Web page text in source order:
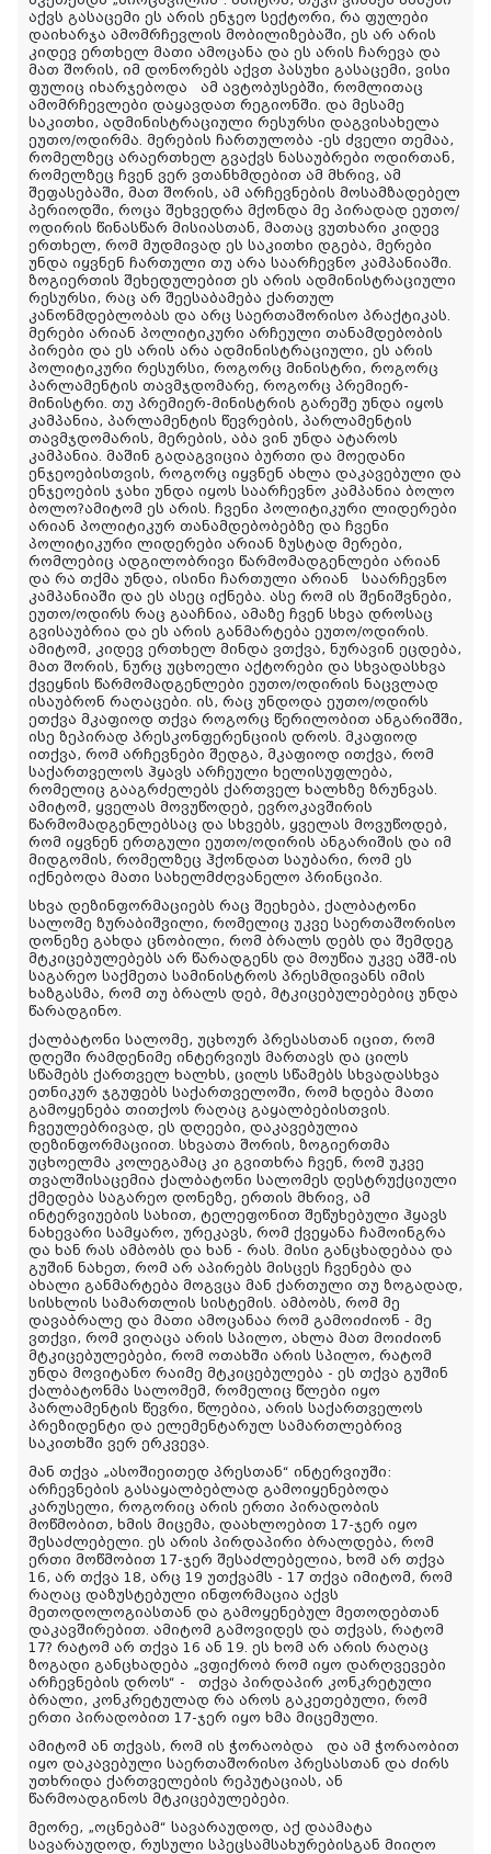
აქვს გასაცემი ეს არის ენჯეო სექტორი, რა ფულები
დაიხარჯა ამომრჩევლის მობილიზებაში, ეს არ არის
კიდევ ერთხელ მათი ამოცანა და ეს არის ჩარევა და
მათ შორის, იმ დონორებს აქვთ პასუხი გასაცემი, ვისი
ფულიც იხარჯებოდა ამ ავტობუსებში, რომლითაც
ამომრჩევლები დაყავდათ რეგიონში. და მესამე
საკითხი, ადმინისტრაციული რესურსი დაგვისახელა
ეუთო/ოდირმა. მერების ჩართულობა -ეს ძველი თემაა,
რომელზეც არაერთხელ გვაქვს ნასაუბრები ოდირთან,
რომელზეც ჩვენ ვერ ვთანხმდებით ამ მხრივ, ამ
შეფასებაში, მათ შორის, ამ არჩევნების მოსამზადებელ
პერიოდში, როცა შეხვედრა მქონდა მე პირადად ეუთო/
ოდირის წინასწარ მისიასთან, მათაც ვუთხარი კიდევ
ერთხელ, რომ მუდმივად ეს საკითხი დგება, მერები
უნდა იყვნენ ჩართული თუ არა საარჩევნო კამპანიაში.
ზოგიერთის შეხედულებით ეს არის ადმინისტრაციული
რესურსი, რაც არ შეესაბამება ქართულ
კანონმდებლობას და არც საერთაშორისო პრაქტიკას.
მერები არიან პოლიტიკური არჩეული თანამდებობის
პირები და ეს არის არა ადმინისტრაციული, ეს არის
პოლიტიკური რესურსი, როგორც მინისტრი, როგორც
პარლამენტის თავმჯდომარე, როგორც პრემიერ-
მინისტრი. თუ პრემიერ-მინისტრის გარეშე უნდა იყოს
კამპანია, პარლამენტის წევრების, პარლამენტის
თავმჯდომარის, მერების, აბა ვინ უნდა ატაროს
კამპანია. მაშინ გადაგვიცია ბურთი და მოედანი
ენჯეოებისთვის, როგორც იყვნენ ახლა დაკავებული და
ენჯეოების ჯახი უნდა იყოს საარჩევნო კამპანია ბოლო
ბოლო?ამიტომ ეს არის. ჩვენი პოლიტიკური ლიდერები
არიან პოლიტიკურ თანამდებობებზე და ჩვენი
პოლიტიკური ლიდერები არიან ზუსტად მერები,
რომლებიც ადგილობრივი წარმომადგენლები არიან
და რა თქმა უნდა, ისინი ჩართული არიან საარჩევნო
კამპანიაში და ეს ასეც იქნება. ასე რომ ის შენიშვნები,
ეუთო/ოდირს რაც გააჩნია, ამაზე ჩვენ სხვა დროსაც
გვისაუბრია და ეს არის განმარტება ეუთო/ოდირის.
ამიტომ, კიდევ ერთხელ მინდა ვთქვა, ნურავინ ეცდება,
მათ შორის, ნურც უცხოელი აქტორები და სხვადასხვა
ქვეყნის წარმომადგენლები ეუთო/ოდირის ნაცვლად
ისაუბრონ რაღაცები. ის, რაც უნდოდა ეუთო/ოდირს
ეთქვა მკაფიოდ თქვა როგორც წერილობით ანგარიშში,
ისე ზეპირად პრესკონფერენციის დროს. მკაფიოდ
ითქვა, რომ არჩევნები შედგა, მკაფიოდ ითქვა, რომ
საქართველოს ჰყავს არჩეული ხელისუფლება,
რომელიც გააგრძელებს ქართველ ხალხზე ზრუნვას.
ამიტომ, ყველას მოვუწოდებ, ევროკავშირის
წარმომადგენლებსაც და სხვებს, ყველას მოვუწოდებ,
რომ იყვნენ ერთგული ეუთო/ოდირის ანგარიშის და იმ
მიდგომის, რომელზეც ჰქონდათ საუბარი, რომ ეს
იქნებოდა მათი სახელმძღვანელო პრინციპი.
სხვა დეზინფორმაციებს რაც შეეხება, ქალბატონი
სალომე ზურაბიშვილი, რომელიც უკვე საერთაშორისო
დონეზე გახდა ცნობილი, რომ ბრალს დებს და შემდეგ
მტკიცებულებებს არ წარადგენს და მოუწია უკვე აშშ-ის
საგარეო საქმეთა სამინისტროს პრესმდივანს იმის
ხაზგასმა, რომ თუ ბრალს დებ, მტკიცებულებებიც უნდა
წარადგინო.
ქალბატონი სალომე, უცხოურ პრესასთან იცით, რომ
დღეში რამდენიმე ინტერვიუს მართავს და ცილს
სწამებს ქართველ ხალხს, ცილს სწამებს სხვადასხვა
ეთნიკურ ჯგუფებს საქართველოში, რომ ხდება მათი
გამოყენება თითქოს რაღაც გაყალბებისთვის.
ჩვეულებრივად, ეს დღეები, დაკავებულია
დეზინფორმაციით. სხვათა შორის, ზოგიერთმა
უცხოელმა კოლეგამაც კი გვითხრა ჩვენ, რომ უკვე
თვალშისაცემია ქალბატონი სალომეს დესტრუქციული
ქმედება საგარეო დონეზე, ერთის მხრივ, ამ
ინტერვიუების სახით, ტელეფონით შეწუხებული ჰყავს
ნახევარი სამყარო, ურეკავს, რომ ქვეყანა ჩამოინგრა
და ხან რას ამბობს და ხან - რას. მისი განცხადებაა და
გუშინ ნახეთ, რომ არ აპირებს მისცეს ჩვენება და
ახალი განმარტება მოგვცა მან ქართული თუ ზოგადად,
სისხლის სამართლის სისტემის. ამბობს, რომ მე
დავაბრალე და მათი ამოცანაა რომ გამოიძიონ - მე
ვთქვი, რომ ვიღაცა არის სპილო, ახლა მათ მოიძიონ
მტკიცებულებები, რომ ოთახში არის სპილო, რატომ
უნდა მოვიტანო რაიმე მტკიცებულება - ეს თქვა გუშინ
ქალბატონმა სალომემ, რომელიც წლები იყო
პარლამენტის წევრი, წლებია, არის საქართველოს
პრეზიდენტი და ელემენტარულ სამართლებრივ
საკითხში ვერ ერკვევა.
მან თქვა „ასოშიეითედ პრესთან“ ინტერვიუში:
არჩევნების გასაყალბებლად გამოიყენებოდა
კარუსელი, როგორიც არის ერთი პირადობის
მოწმობით, ხმის მიცემა, დაახლოებით 17-ჯერ იყო
შესაძლებელი. ეს არის პირდაპირი ბრალდება, რომ
ერთი მოწმობით 17-ჯერ შესაძლებელია, ხომ არ თქვა
16, არ თქვა 18, არც 19 უთქვამს - 17 თქვა იმიტომ, რომ
რაღაც დაზუსტებული ინფორმაცია აქვს
მეთოდოლოგიასთან და გამოყენებულ მეთოდებთან
დაკავშირებით. ამიტომ გამოვიდეს და თქვას, რატომ
17? რატომ არ თქვა 16 ან 19. ეს ხომ არ არის რაღაც
ზოგადი განცხადება „ვფიქრობ რომ იყო დარღვევები
არჩევნების დროს“ - თქვა პირდაპირ კონკრეტული
ბრალი, კონკრეტულად რა აროს გაკეთებული, რომ
ერთი პირადობით 17-ჯერ იყო ხმა მიცემული.
ამიტომ ან თქვას, რომ ის ჭორაობდა და ამ ჭორაობით
იყო დაკავებული საერთაშორისო პრესასთან და ძირს
უთხრიდა ქართველების რეპუტაციას, ან
წარმოადგინოს მტკიცებულებები.
მეორე, „ოცნებამ“ სავარაუდოდ, აქ დაამატა
სავარაუდოდ, რუსული სპეცსამსახურებისგან მიიღო